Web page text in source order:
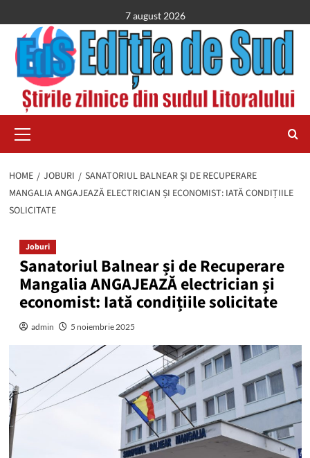
to
content
7 august 2026
Menu
HOME JOBURI
SANATORIUL BALNEAR ȘI DE RECUPERARE
MANGALIA ANGAJEAZĂ ELECTRICIAN ȘI ECONOMIST: IATĂ CONDIȚIILE
SOLICITATE
Joburi
Sanatoriul Balnear și de Recuperare
Mangalia ANGAJEAZĂ electrician și
economist: Iată condițiile solicitate
admin 5 noiembrie 2025